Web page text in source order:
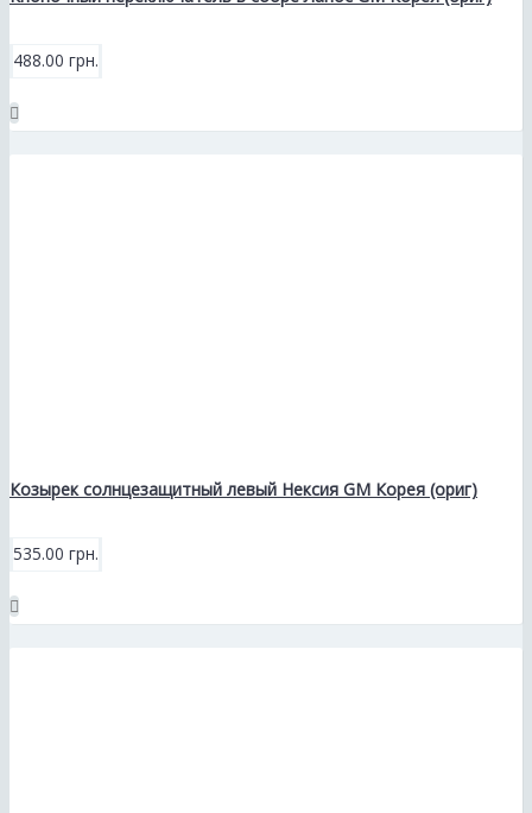
488.00 грн.
Козырек солнцезащитный левый Нексия GM Корея (ориг)
535.00 грн.